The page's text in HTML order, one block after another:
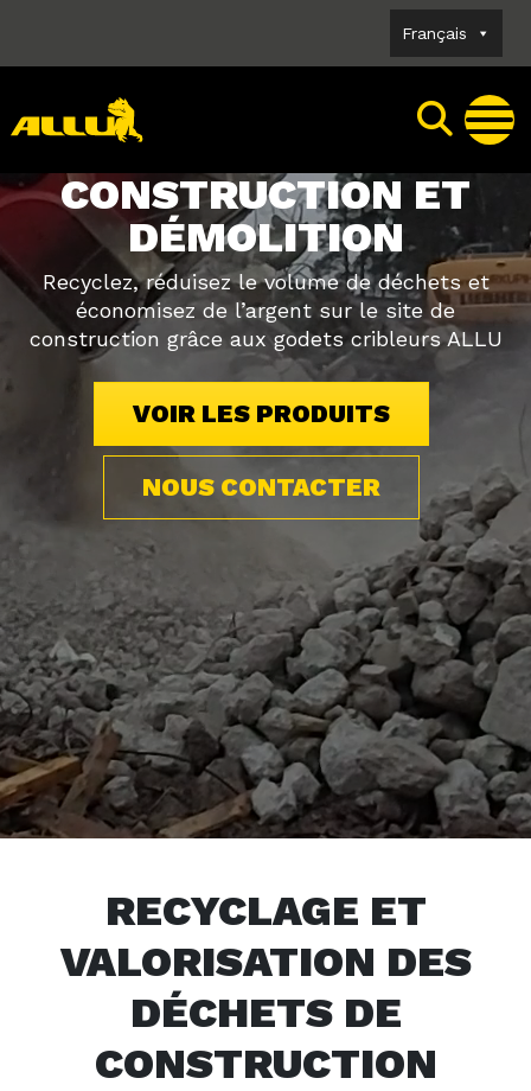
content
Français
CONSTRUCTION ET
DÉMOLITION
Recyclez, réduisez le volume de déchets et
économisez de l’argent sur le site de
construction grâce aux godets cribleurs ALLU
VOIR LES PRODUITS
NOUS CONTACTER
RECYCLAGE ET
VALORISATION DES
DÉCHETS DE
CONSTRUCTION